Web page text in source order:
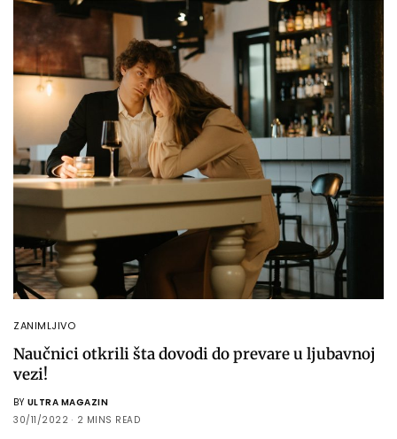
ZANIMLJIVO
Naučnici otkrili šta dovodi do prevare u ljubavnoj
vezi!
BY ULTRA MAGAZIN
30/11/2022
2 MINS READ